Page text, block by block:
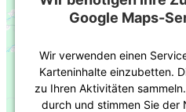
Google Maps-
Wir verwenden einen
Karteninhalte einzubetten.
zu Ihren Aktivitäten
durch und stimmen Sie der